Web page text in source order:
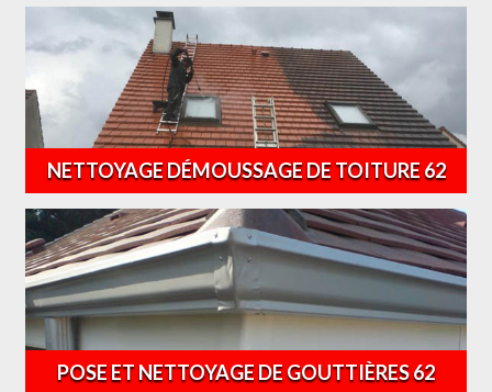
NETTOYAGE DÉMOUSSAGE DE TOITURE 62
POSE ET NETTOYAGE DE GOUTTIÈRES 62